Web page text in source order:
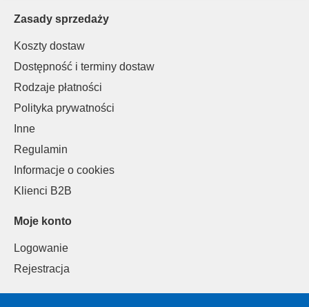
Zasady sprzedaży
Koszty dostaw
Dostępność i terminy dostaw
Rodzaje płatności
Polityka prywatności
Inne
Regulamin
Informacje o cookies
Klienci B2B
Moje konto
Logowanie
Rejestracja